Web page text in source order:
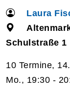
Laura
Schulstraße 1
10 Termine,
Mo., 19:30 -